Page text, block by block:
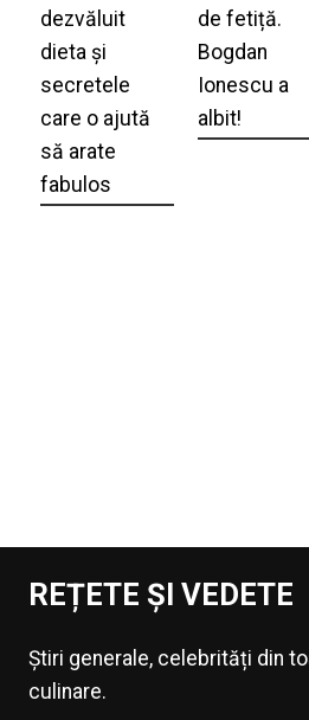
dezvăluit
dieta și
secretele
care o ajută
să arate
fabulos
de fetiță.
Bogdan
Ionescu a
albit!
REȚETE ȘI VEDETE
Știri generale, celebrități din
culinare.